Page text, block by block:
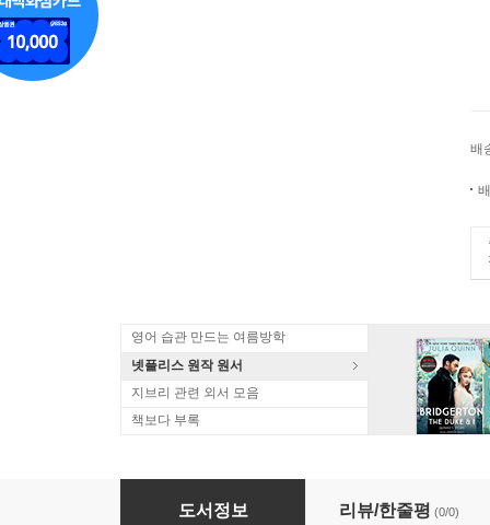
배
영어 습관 만드는 여름방학
넷플리스 원작 원서
지브리 관련 외서 모음
책보다 부록
ニシトーキョーメタルブラザーズ 1
도서정보 리뷰/한줄평 (0/0)